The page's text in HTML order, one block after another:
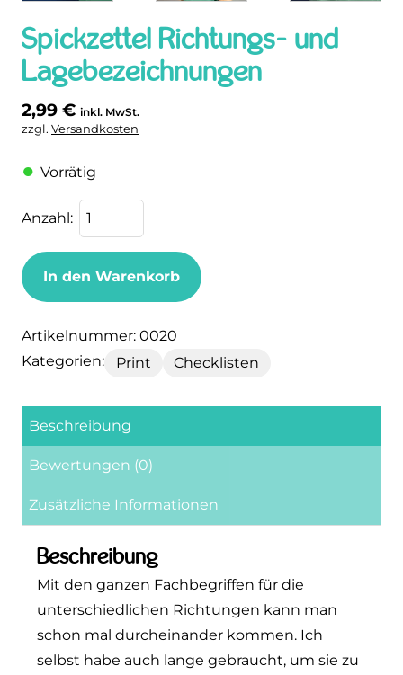
Spickzettel Richtungs- und
Lagebezeichnungen
2,99 € inkl. MwSt.
zzgl. Versandkosten
Vorrätig
In den Warenkorb
Artikelnummer: 0020
Kategorien:
Print Checklisten
Beschreibung
Bewertungen (0)
Zusätzliche Informationen
Beschreibung
Mit den ganzen Fachbegriffen für die
unterschiedlichen Richtungen kann man
schon mal durcheinander kommen. Ich
selbst habe auch lange gebraucht, um sie zu